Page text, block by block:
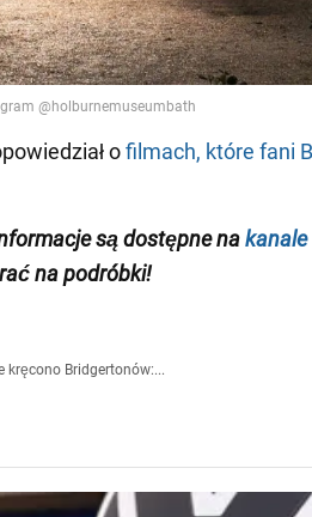
ofilmach, które fani
są dostępne nakanale
na podróbki!
kręcono Bridgertonów:...